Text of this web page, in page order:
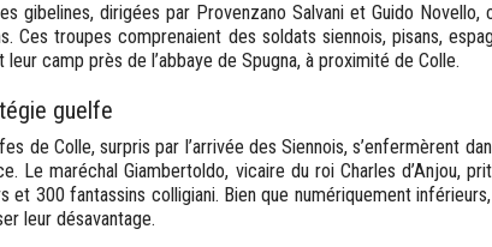
gibelines, dirigées par Provenzano Salvani et Guido
Ces troupes comprenaient des soldats siennois, pisans,
leur camp près de l’abbaye de Spugna, à proximité de Colle.
guelfe
de Colle, surpris par l’arrivée des Siennois, s’enfermèrent
Le maréchal Giambertoldo, vicaire du roi Charles d’Anjou,
et 300 fantassins colligiani. Bien que numériquement
leur désavantage.